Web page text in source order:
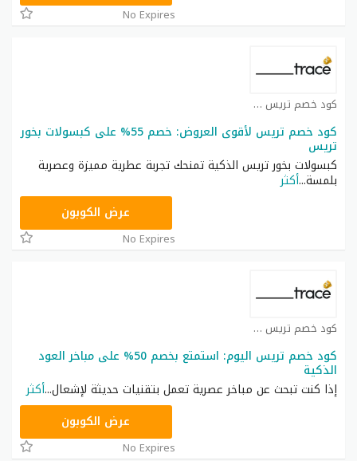
No Expires
كود خصم تريس كوبون
كود خصم تريس لأقوى العروض: خصم 55% على كبسولات بخور
تريس
كبسولات بخور تريس الذكية تمنحك تجربة عطرية مميزة وعصرية
بلمسة...أكثر
عرض الكوبون
No Expires
كود خصم تريس كوبون
كود خصم تريس اليوم: استمتع بخصم 50% على مباخر العود
الذكية
إذا كنت تبحث عن مباخر عصرية تعمل بتقنيات حديثة لإشعال...أكثر
عرض الكوبون
No Expires